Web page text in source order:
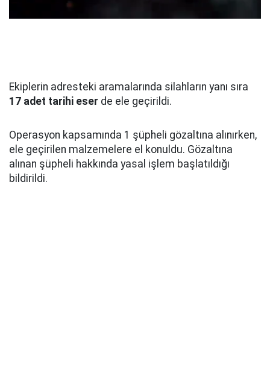
Ekiplerin adresteki aramalarında silahların yanı sıra
17 adet tarihi eser de ele geçirildi.
Operasyon kapsamında 1 şüpheli gözaltına alınırken,
ele geçirilen malzemelere el konuldu. Gözaltına
alınan şüpheli hakkında yasal işlem başlatıldığı
bildirildi.